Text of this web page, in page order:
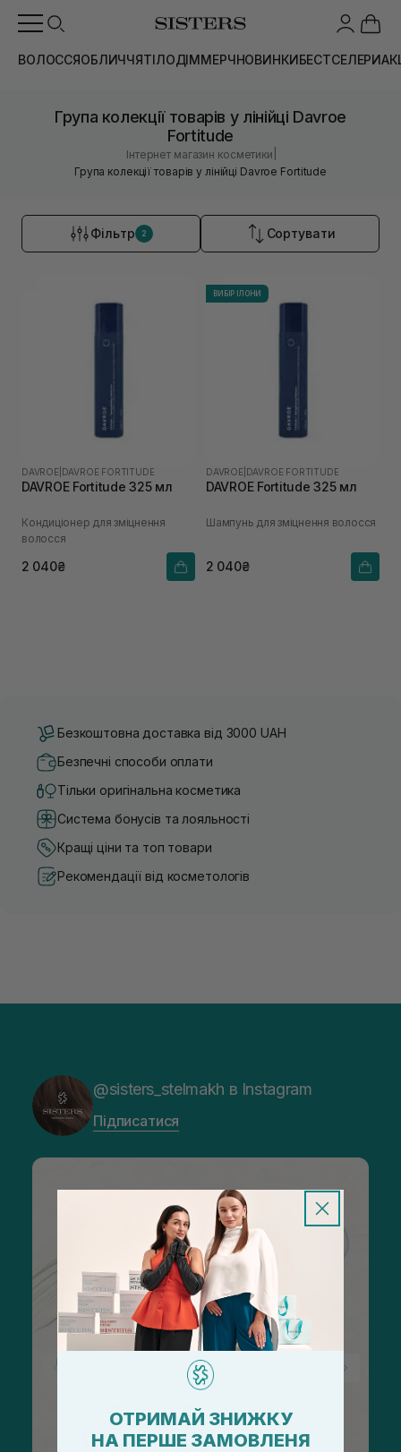
ВОЛОССЯОБЛИЧЧЯТІЛОДІММЕРЧНОВИНКИБЕСТСЕЛЕРИ
Група колекції товарів у лінійці Davroe
Fortitude
Інтернет магазин косметики
Група колекції товарів у лінійці Davroe Fortitude
Фільтр 2 Сортувати
DAVROE DAVROE FORTITUDE
DAVROE Fortitude 325 мл
Кондиціонер для зміцнення
волосся
2 040₴
ВИБІР ІЛОНИ
DAVROE DAVROE FORTITUDE
DAVROE Fortitude 325 мл
Шампунь для зміцнення волосся
2 040₴
Безкоштовна доставка від 3000 UAH
Безпечні способи оплати
Тільки оригінальна косметика
Система бонусів та лояльності
Кращі ціни та топ товари
Рекомендації від косметологів
@sisters_stelmakh в Instagram
Підписатися
ОТРИМАЙ ЗНИЖКУ
НА ПЕРШЕ ЗАМОВЛЕНЯ